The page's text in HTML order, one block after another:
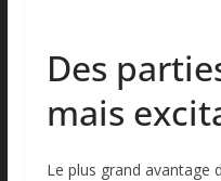
Des
mais
Le plus grand avantage